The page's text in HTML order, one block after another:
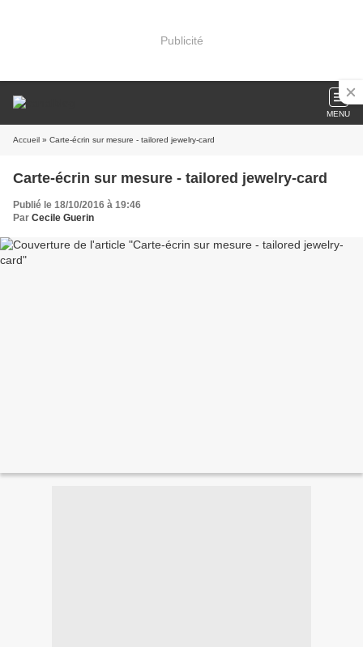
Publicité
MENU
Accueil » Carte-écrin sur mesure - tailored jewelry-card
Carte-écrin sur mesure - tailored jewelry-card
Publié le 18/10/2016 à 19:46
Par Cecile Guerin